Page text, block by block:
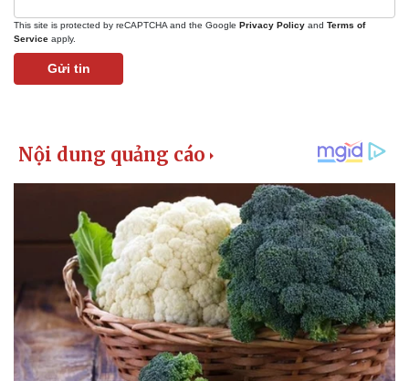
This site is protected by reCAPTCHA and the Google Privacy Policy and Terms of
Service apply.
Gửi tin